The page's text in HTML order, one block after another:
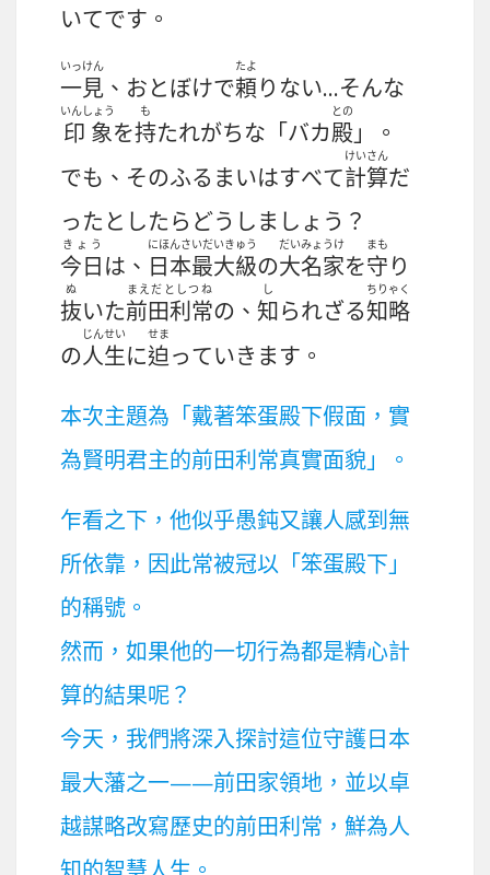
いてです。
一見
いっけん
、おとぼけで頼
たよ
りない…そんな
印象
いんしょう
を持
も
たれがちな「バカ殿
との
」。
でも、そのふるまいはすべて計算
けいさん
だ
ったとしたらどうしましょう？
今日
きょう
は、 日本最大級
にほんさいだいきゅう
の大名家
だいみょうけ
を守
まも
り
抜
ぬ
いた前田利常
まえだとしつね
の、 知
し
られざる知略
ちりゃく
の人生
じんせい
に迫
せま
っていきます。
本次主題為「戴著笨蛋殿下假面，實
為賢明君主的前田利常真實面貌」。
乍看之下，他似乎愚鈍又讓人感到無
所依靠，因此常被冠以「笨蛋殿下」
的稱號。
然而，如果他的一切行為都是精心計
算的結果呢？
今天，我們將深入探討這位守護日本
最大藩之一——前田家領地，並以卓
越謀略改寫歷史的前田利常，鮮為人